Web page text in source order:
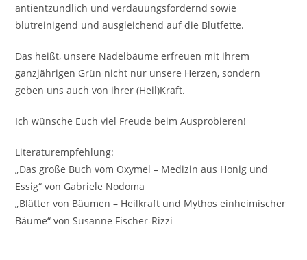
antientzündlich und verdauungsfördernd sowie
blutreinigend und ausgleichend auf die Blutfette.
Das heißt, unsere Nadelbäume erfreuen mit ihrem
ganzjährigen Grün nicht nur unsere Herzen, sondern
geben uns auch von ihrer (Heil)Kraft.
Ich wünsche Euch viel Freude beim Ausprobieren!
Literaturempfehlung:
„Das große Buch vom Oxymel – Medizin aus Honig und
Essig“ von Gabriele Nodoma
„Blätter von Bäumen – Heilkraft und Mythos einheimischer
Bäume“ von Susanne Fischer-Rizzi